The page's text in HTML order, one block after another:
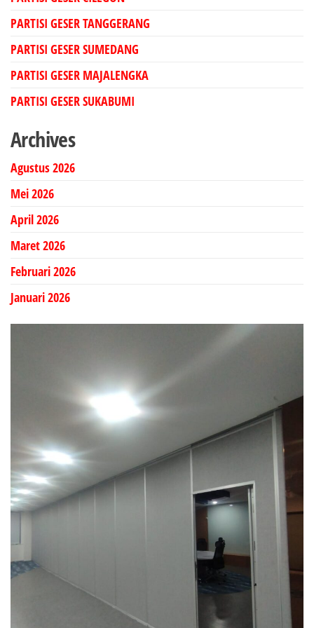
PARTISI GESER TANGGERANG
PARTISI GESER SUMEDANG
PARTISI GESER MAJALENGKA
PARTISI GESER SUKABUMI
Archives
Agustus 2026
Mei 2026
April 2026
Maret 2026
Februari 2026
Januari 2026